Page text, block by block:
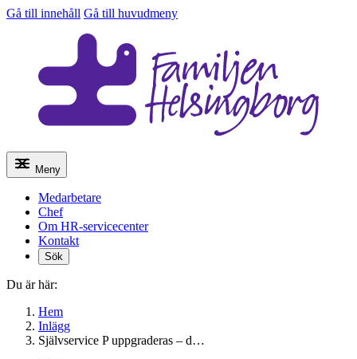
Gå till innehåll Gå till huvudmeny
Meny
Medarbetare
Chef
Om HR-servicecenter
Kontakt
Sök
Du är här:
Hem
Inlägg
Självservice P uppgraderas – d…